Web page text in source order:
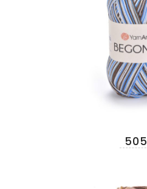
505